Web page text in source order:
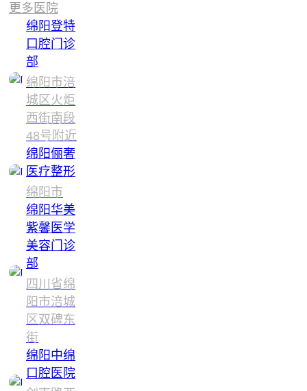
更多医院
绵阳登特
口腔门诊
部
绵阳市涪
城区火炬
西街南段
48号附近
绵阳俪奢
医疗整形
绵阳市
绵阳华美
紫馨医学
美容门诊
部
四川省绵
阳市涪城
区双碑东
街
绵阳中绵
口腔医院